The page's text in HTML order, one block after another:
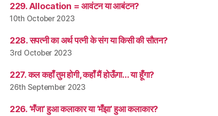
229. Allocation = आवंटन या आबंटन?
10th October 2023
228. सपत्नी का अर्थ पत्नी के संग या किसी की सौतन?
3rd October 2023
227. कल कहाँ तुम होगी, कहाँ मैं होऊँगा… या हूँगा?
26th September 2023
226. ‘मँजा’ हुआ कलाकार या ‘मँझा’ हुआ कलाकार?